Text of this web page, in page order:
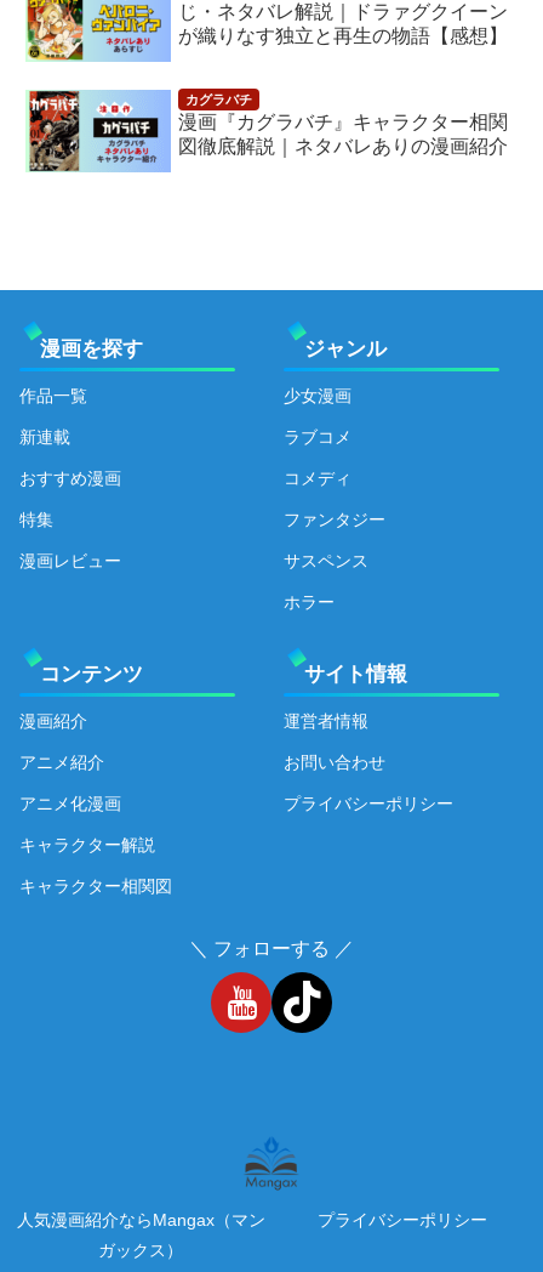
じ・ネタバレ解説｜ドラァグクイーン
が織りなす独立と再生の物語【感想】
漫画『カグラバチ』キャラクター相関
図徹底解説｜ネタバレありの漫画紹介
漫画を探す
作品一覧
新連載
おすすめ漫画
特集
漫画レビュー
ジャンル
少女漫画
ラブコメ
コメディ
ファンタジー
サスペンス
ホラー
コンテンツ
漫画紹介
アニメ紹介
アニメ化漫画
キャラクター解説
キャラクター相関図
サイト情報
運営者情報
お問い合わせ
プライバシーポリシー
＼ フォローする ／
人気漫画紹介ならMangax（マン
ガックス）
プライバシーポリシー